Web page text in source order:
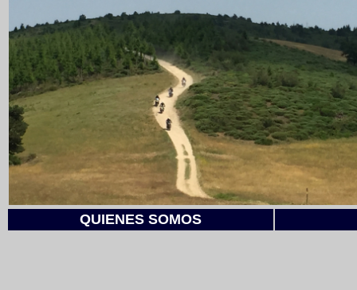
QUIENES SOMOS